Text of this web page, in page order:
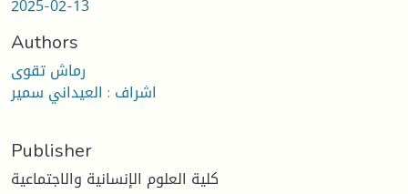
2025-02-13
Authors
رماش تقوى
اشراف : العيداني سمير
Publisher
كلية العلوم الإنسانية والاجتماعية